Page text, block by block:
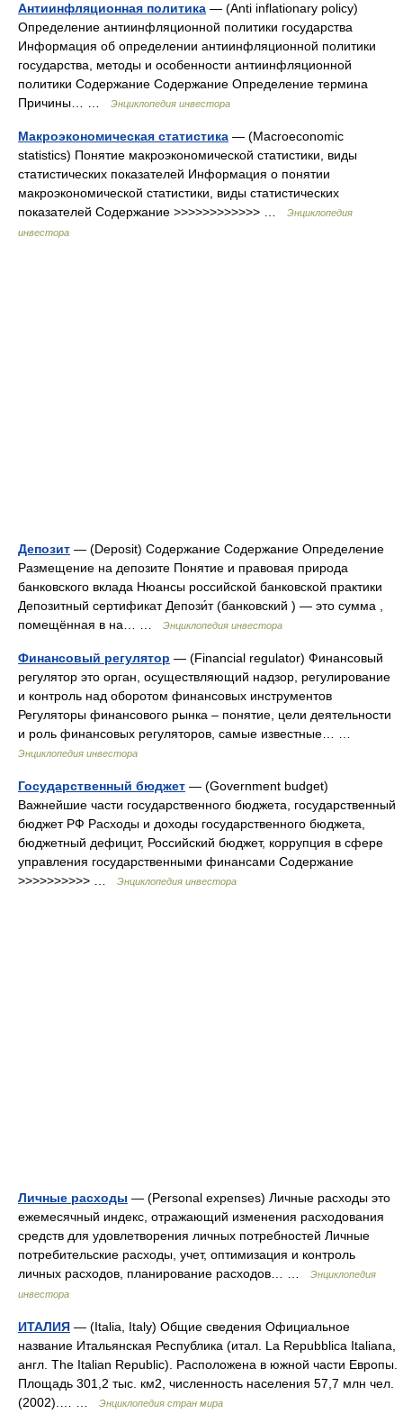
Антиинфляционная политика — (Anti inflationary policy)
Определение антиинфляционной политики государства
Информация об определении антиинфляционной политики
государства, методы и особенности антиинфляционной
политики Содержание Содержание Определение термина
Причины… …
Энциклопедия инвестора
Макроэкономическая статистика — (Macroeconomic
statistics) Понятие макроэкономической статистики, виды
статистических показателей Информация о понятии
макроэкономической статистики, виды статистических
показателей Содержание >>>>>>>>>>>> …
Энциклопедия
инвестора
Депозит — (Deposit) Содержание Содержание Определение
Размещение на депозите Понятие и правовая природа
банковского вклада Нюансы российской банковской практики
Депозитный сертификат Депози́т (банковский ) — это сумма ,
помещённая в на… …
Энциклопедия инвестора
Финансовый регулятор — (Financial regulator) Финансовый
регулятор это орган, осуществляющий надзор, регулирование
и контроль над оборотом финансовых инструментов
Регуляторы финансового рынка – понятие, цели деятельности
и роль финансовых регуляторов, самые известные… …
Энциклопедия инвестора
Государственный бюджет — (Government budget)
Важнейшие части государственного бюджета, государственный
бюджет РФ Расходы и доходы государственного бюджета,
бюджетный дефицит, Российский бюджет, коррупция в сфере
управления государственными финансами Содержание
>>>>>>>>>> …
Энциклопедия инвестора
Личные расходы — (Personal expenses) Личные расходы это
ежемесячный индекс, отражающий изменения расходования
средств для удовлетворения личных потребностей Личные
потребительские расходы, учет, оптимизация и контроль
личных расходов, планирование расходов… …
Энциклопедия
инвестора
ИТАЛИЯ — (Italia, Italy) Общие сведения Официальное
название Итальянская Республика (итал. La Repubblica Italiana,
англ. The Italian Republic). Расположена в южной части Европы.
Площадь 301,2 тыс. км2, численность населения 57,7 млн чел.
(2002).… …
Энциклопедия стран мира